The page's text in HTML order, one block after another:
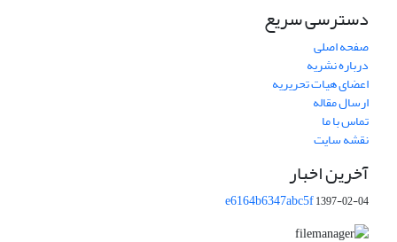
دسترسی سریع
صفحه اصلی
درباره نشریه
اعضای هیات تحریریه
ارسال مقاله
تماس با ما
نقشه سایت
آخرین اخبار
e6164b6347abc5f1397-02-04